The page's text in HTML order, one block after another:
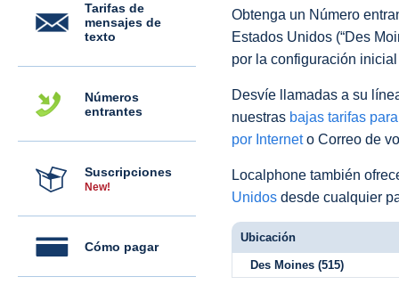
Tarifas de
mensajes de
texto
Números
entrantes
Suscripciones
New!
Cómo pagar
Obtenga un Número
Estados Unidos (“Des
por la configuración
Desvíe llamadas a su
nuestras bajas tarifas
por Interneto Correo de
Localphone también
Unidos desde cualquier
Ubicación
Des Moines (515)